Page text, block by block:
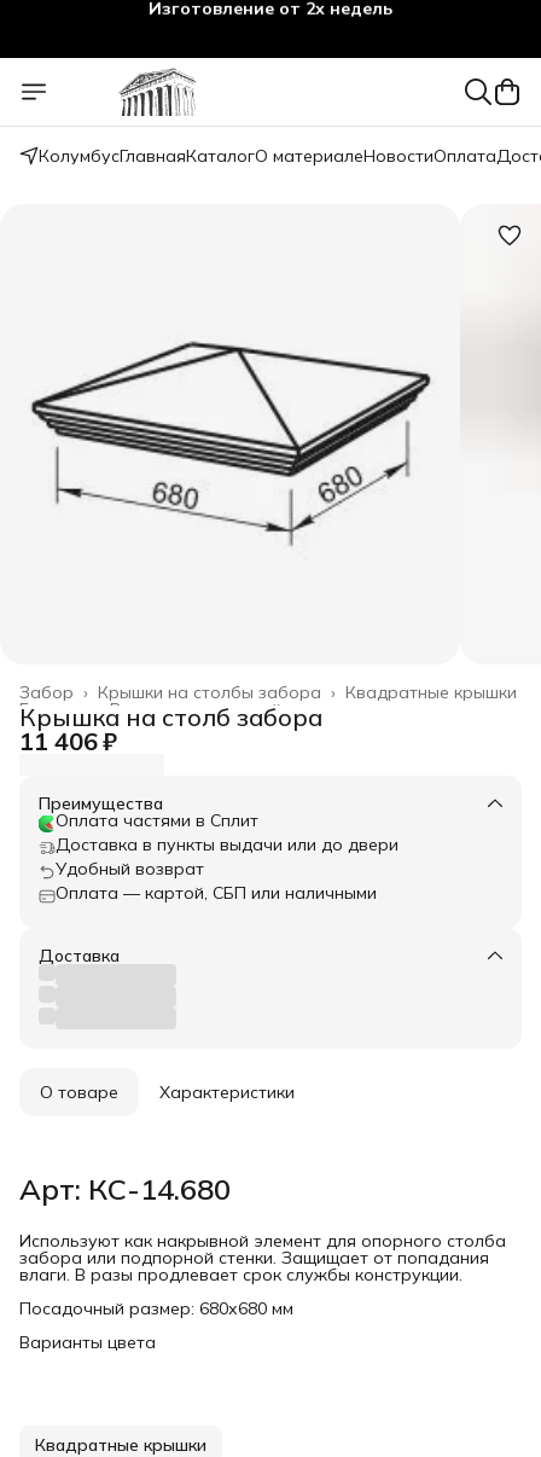
КолумбусГлавнаяКаталогО материалеНовостиОплата
Квадратные крышки
Крышки на столбы забора ›
Забор ›
Весь архитектурный декор
Главная ›
Крышка на столб забора
11 406 ₽
Преимущества
Оплата частями в Сплит
Доставка в пункты выдачи или до двери
Удобный возврат
Оплата — картой, СБП или наличными
Доставка
О товаре Характеристики
Арт: КС-14.680
Используют как накрывной элемент для опорного столба
забора или подпорной стенки. Защищает от попадания
влаги. В разы продлевает срок службы конструкции.
Посадочный размер: 680х680 мм
Варианты цвета
Квадратные крышки